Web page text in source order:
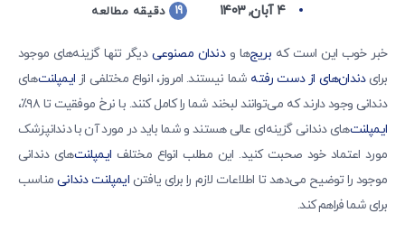
۴ آبان, ۱۴۰۳ 19 دقیقه مطالعه
خبر خوب این است که بریج‌ها ودندان مصنوعی دیگر تنها گزینه‌های موجود
برایدندان‌های از دست رفته شما نیستند. امروز، انواع مختلفی از ایمپلنت‌های
دندانی وجود دارند که می‌توانند لبخند شما را کامل کنند. با نرخ موفقیت تا ۹۸٪،
ایمپلنت‌های دندانی گزینه‌ای عالی هستند و شما باید در مورد آن با دندانپزشک
مورد اعتماد خود صحبت کنید. این مطلب انواع مختلف ایمپلنت‌های دندانی
موجود را توضیح می‌دهد تا اطلاعات لازم را برای یافتنایمپلنت دندانیمناسب
برای شما فراهم کند.